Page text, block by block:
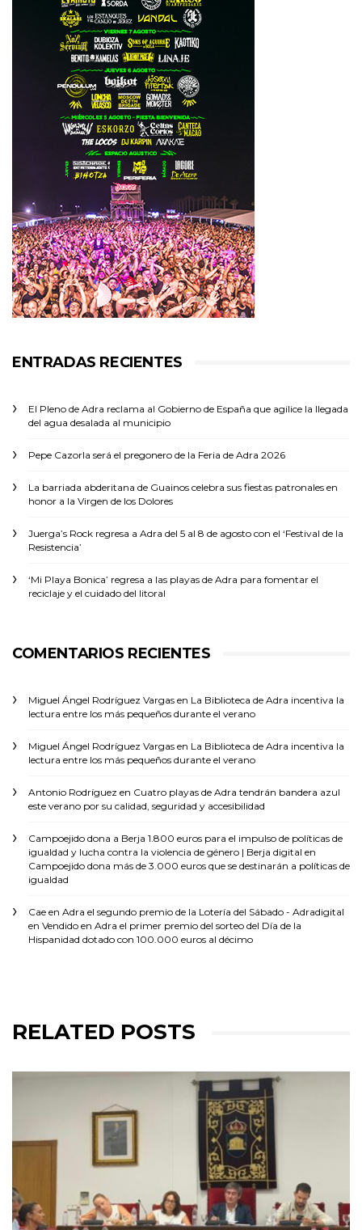
ENTRADAS RECIENTES
El Pleno de Adra reclama al Gobierno de España que agilice la llegada
del agua desalada al municipio
Pepe Cazorla será el pregonero de la Feria de Adra 2026
La barriada abderitana de Guainos celebra sus fiestas patronales en
honor a la Virgen de los Dolores
Juerga’s Rock regresa a Adra del 5 al 8 de agosto con el ‘Festival de la
Resistencia’
‘Mi Playa Bonica’ regresa a las playas de Adra para fomentar el
reciclaje y el cuidado del litoral
COMENTARIOS RECIENTES
Miguel Ángel Rodríguez Vargas en La Biblioteca de Adra incentiva la
lectura entre los más pequeños durante el verano
Miguel Ángel Rodríguez Vargas en La Biblioteca de Adra incentiva la
lectura entre los más pequeños durante el verano
Antonio Rodríguez en Cuatro playas de Adra tendrán bandera azul
este verano por su calidad, seguridad y accesibilidad
Campoejido dona a Berja 1.800 euros para el impulso de políticas de
igualdad y lucha contra la violencia de género | Berja digital en
Campoejido dona más de 3.000 euros que se destinarán a políticas de
igualdad
Cae en Adra el segundo premio de la Lotería del Sábado - Adradigital
en Vendido en Adra el primer premio del sorteo del Día de la
Hispanidad dotado con 100.000 euros al décimo
RELATED POSTS